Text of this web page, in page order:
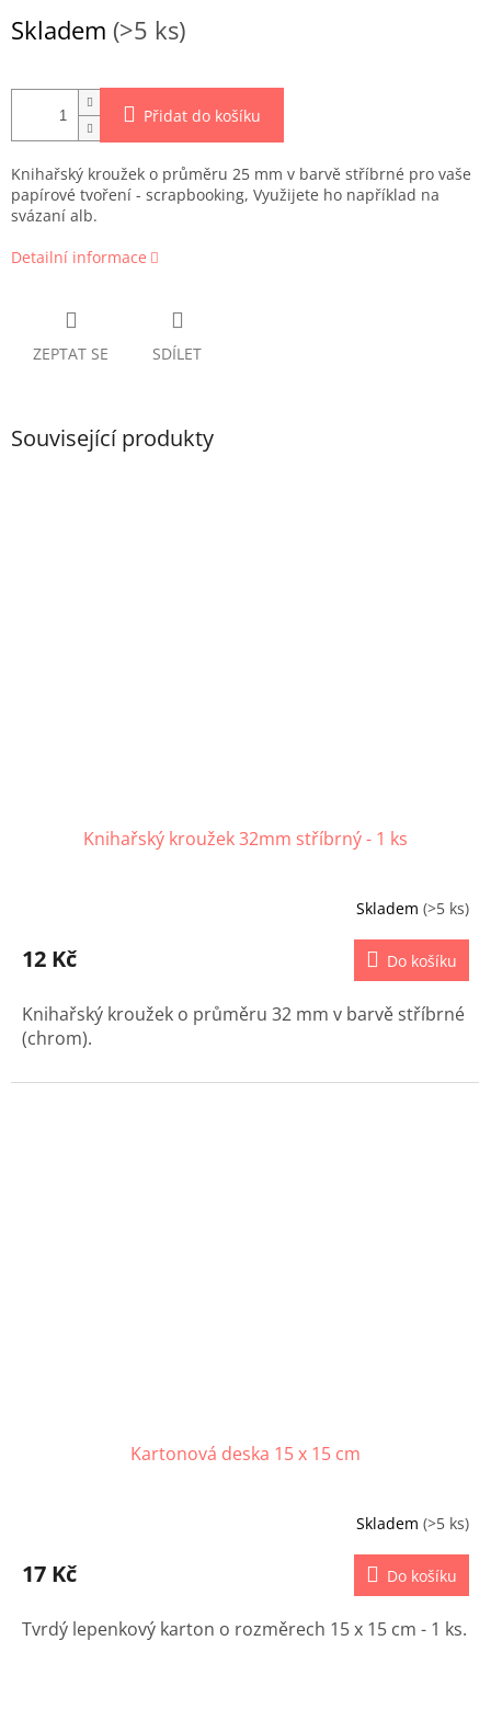
cena:
Skladem (>5 ks)
Přidat do košíku
Knihařský kroužek o průměru 25 mm v barvě stříbrné pro vaše
papírové tvoření - scrapbooking, Využijete ho například na
svázaní alb.
Detailní informace
ZEPTAT SE SDÍLET
Související produkty
Knihařský kroužek 32mm stříbrný - 1 ks
Skladem (>5 ks)
12 Kč Do košíku
Knihařský kroužek o průměru 32 mm v barvě stříbrné
(chrom).
Kartonová deska 15 x 15 cm
Skladem (>5 ks)
17 Kč Do košíku
Tvrdý lepenkový karton o rozměrech 15 x 15 cm - 1 ks.